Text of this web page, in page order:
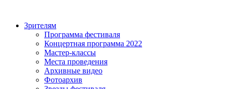
Зрителям
Программа фестиваля
Концертная программа 2022
Мастер-классы
Места проведения
Архивные видео
Фотоархив